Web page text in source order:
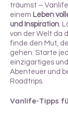
träumst –
einem Leben
und Inspiration.
von der Welt da
finde den Mut,
gehen. Starte
einzigartiges
Abenteuer und
Roadtrips.
Vanlife-Tipps